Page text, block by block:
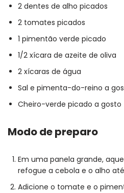
2 dentes de alho picados
2 tomates picados
1 pimentão verde picado
1/2 xícara de azeite de oliva
2 xícaras de água
Sal e pimenta-do-reino a
Cheiro-verde picado a gosto
Modo de preparo
Em uma panela grande,
refogue a cebola e o alho
Adicione o tomate e o